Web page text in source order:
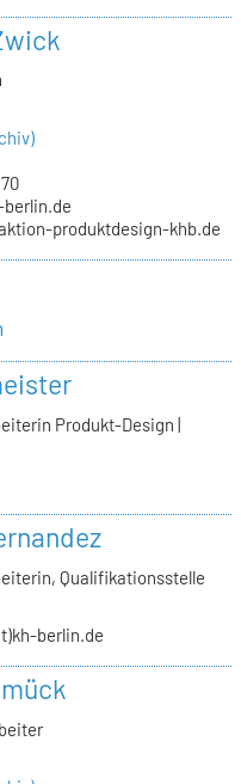
produktdesign-khb.de
Produkt-Design |
Qualifikationsstelle
berlin.de